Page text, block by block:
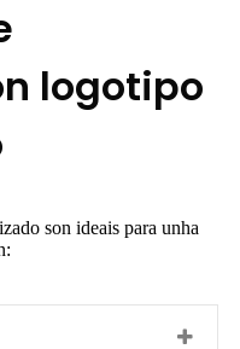
logotipo
son ideais para unha